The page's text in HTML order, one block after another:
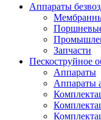
Аппараты
Запчасти
Пескоструйное
Аппараты
Аппараты